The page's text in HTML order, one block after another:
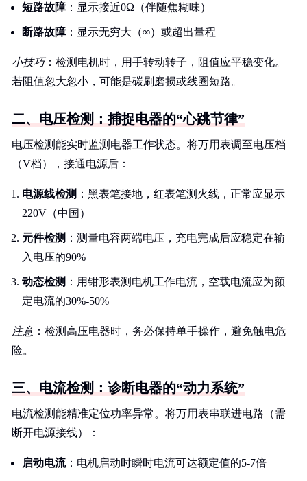
短路故障：显示接近0Ω（伴随焦糊味）
断路故障：显示无穷大（∞）或超出量程
小技巧：检测电机时，用手转动转子，阻值应平稳变化。
若阻值忽大忽小，可能是碳刷磨损或线圈短路。
二、电压检测：捕捉电器的“心跳节律”
电压检测能实时监测电器工作状态。将万用表调至电压档
（V档），接通电源后：
电源线检测 ：黑表笔接地，红表笔测火线，正常应显示
220V（中国）
元件检测 ：测量电容两端电压，充电完成后应稳定在输
入电压的90%
动态检测 ：用钳形表测电机工作电流，空载电流应为额
定电流的30%-50%
注意：检测高压电器时，务必保持单手操作，避免触电危
险。
三、电流检测：诊断电器的“动力系统”
电流检测能精准定位功率异常。将万用表串联进电路（需
断开电源接线）：
启动电流：电机启动时瞬时电流可达额定值的5-7倍